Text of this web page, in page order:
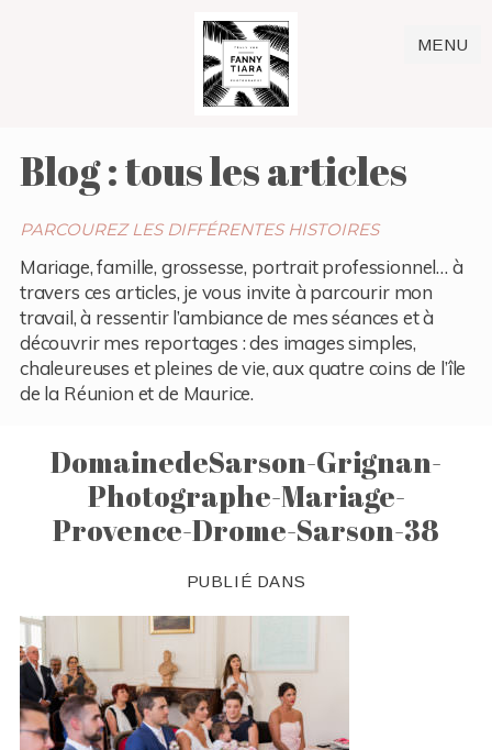
MENU
Blog : tous les articles
PARCOUREZ LES DIFFÉRENTES HISTOIRES
Mariage, famille, grossesse, portrait professionnel… à
travers ces articles, je vous invite à parcourir mon
travail, à ressentir l’ambiance de mes séances et à
découvrir mes reportages : des images simples,
chaleureuses et pleines de vie, aux quatre coins de l’île
de la Réunion et de Maurice.
DomainedeSarson-Grignan-
Photographe-Mariage-
Provence-Drome-Sarson-38
PUBLIÉ DANS